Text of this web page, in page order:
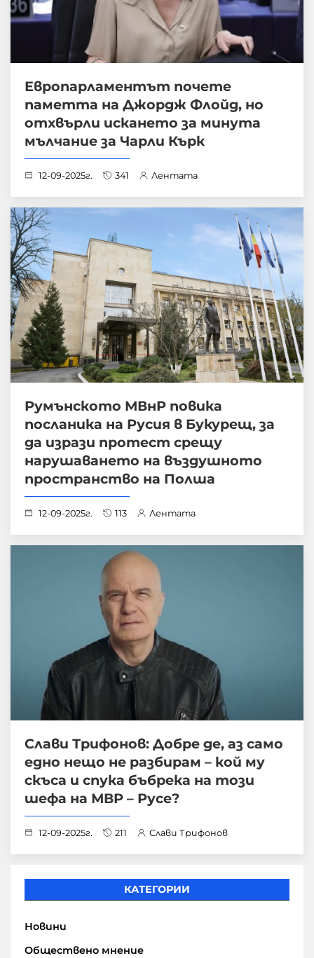
Европарламентът почете
паметта на Джордж Флойд, но
отхвърли искането за минута
мълчание за Чарли Кърк
12-09-2025г. 341 Лентата
Румънското МВнР повика
посланика на Русия в Букурещ, за
да изрази протест срещу
нарушаването на въздушното
пространство на Полша
12-09-2025г. 113 Лентата
Слави Трифонов: Добре де, аз само
едно нещо не разбирам – кой му
скъса и спука бъбрека на този
шефа на МВР – Русе?
12-09-2025г. 211 Слави Трифонов
КАТЕГОРИИ
Новини
Обществено мнение